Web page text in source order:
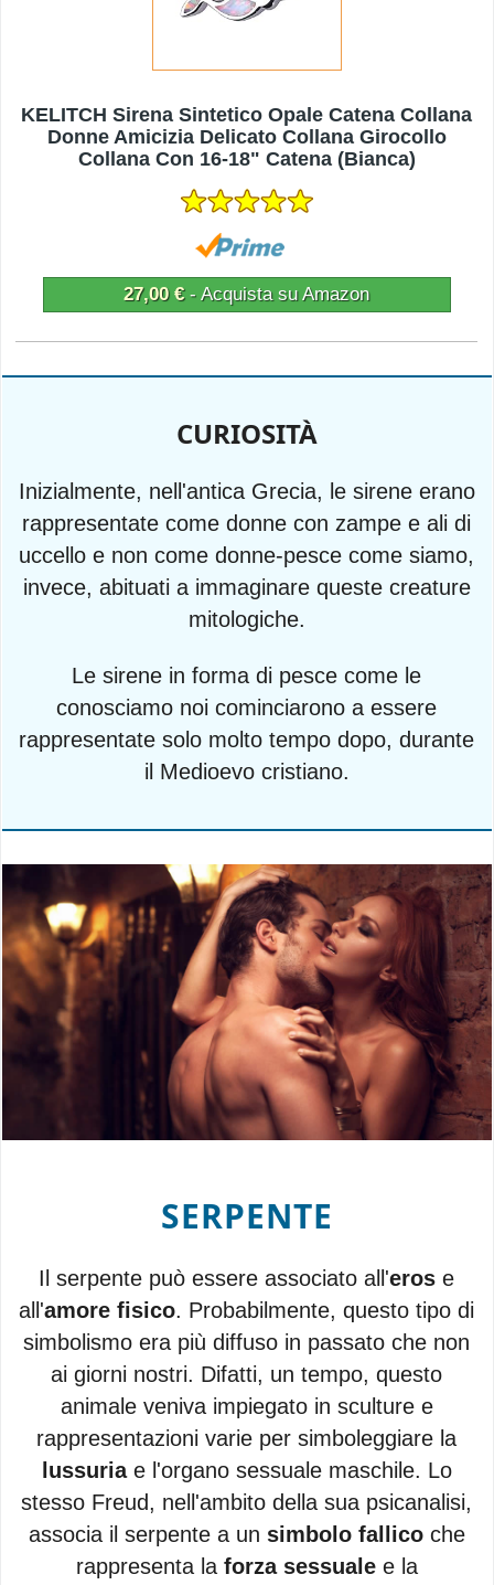
KELITCH Sirena Sintetico Opale Catena Collana
Donne Amicizia Delicato Collana Girocollo
Collana Con 16-18" Catena (Bianca)
27,00 €- Acquista su Amazon
CURIOSITÀ
Inizialmente, nell'antica Grecia, le sirene erano
rappresentate come donne con zampe e ali di
uccello e non come donne-pesce come siamo,
invece, abituati a immaginare queste creature
mitologiche.
Le sirene in forma di pesce come le
conosciamo noi cominciarono a essere
rappresentate solo molto tempo dopo, durante
il Medioevo cristiano.
SERPENTE
Il serpente può essere associato all'eros e
all'amore fisico. Probabilmente, questo tipo di
simbolismo era più diffuso in passato che non
ai giorni nostri. Difatti, un tempo, questo
animale veniva impiegato in sculture e
rappresentazioni varie per simboleggiare la
lussuriae l'organo sessuale maschile. Lo
stesso Freud, nell'ambito della sua psicanalisi,
associa il serpente a un simbolo fallicoche
rappresenta la forza sessualee la